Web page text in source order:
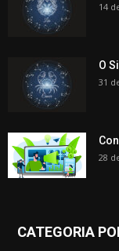
14
O
31
28
CATEGORIA